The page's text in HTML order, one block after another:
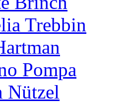
Trebbin
Pompa
Nützel